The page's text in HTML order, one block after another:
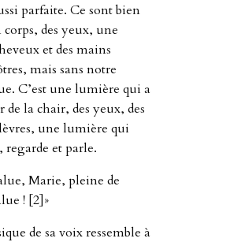
parfaite. Ce sont bien
des yeux, une
et des mains
mais sans notre
C’est une lumière qui a
la chair, des yeux, des
une lumière qui
et parle.
Marie, pleine de
! [2]»
de sa voix ressemble à